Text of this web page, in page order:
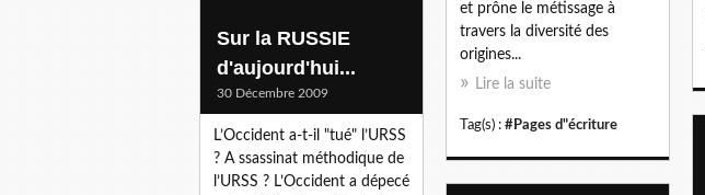
et prône le métissage à
travers la diversité des
origines...
Lire la suite
Tag(s) : #Pages d"écriture
Sur la RUSSIE
d'aujourd'hui...
30 Décembre 2009
L’Occident a-t-il "tué" l’URSS
? A ssassinat méthodique de
l’URSS ? L’Occident a dépecé